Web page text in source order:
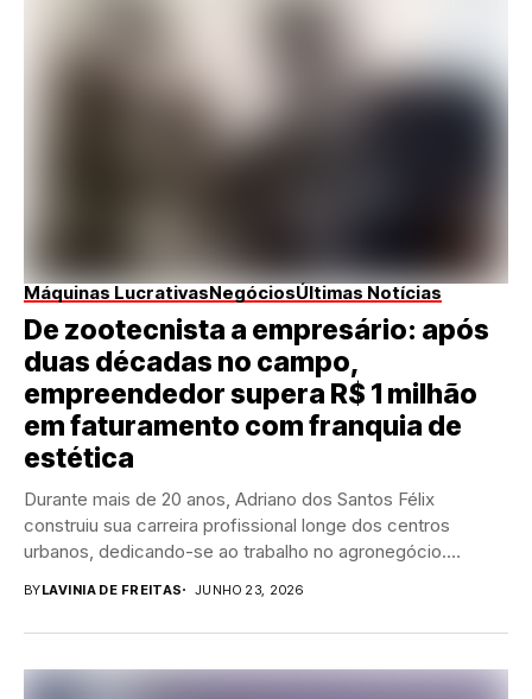
Máquinas LucrativasNegóciosÚltimas Notícias
De zootecnista a empresário: após
duas décadas no campo,
empreendedor supera R$ 1 milhão
em faturamento com franquia de
estética
Durante mais de 20 anos, Adriano dos Santos Félix
construiu sua carreira profissional longe dos centros
urbanos, dedicando-se ao trabalho no agronegócio.
BYLAVINIA DE FREITAS JUNHO 23, 2026